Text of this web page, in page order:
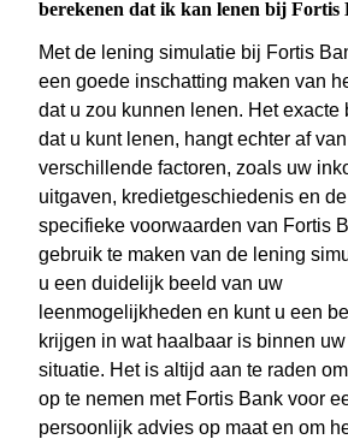
berekenen dat ik kan lenen bij Fortis
Met de lening simulatie bij Fortis
een goede inschatting maken van
dat u zou kunnen lenen. Het exacte
dat u kunt lenen, hangt echter af van
verschillende factoren, zoals uw
uitgaven, kredietgeschiedenis en de
specifieke voorwaarden van Fortis
gebruik te maken van de lening
u een duidelijk beeld van uw
leenmogelijkheden en kunt u een
krijgen in wat haalbaar is binnen
situatie. Het is altijd aan te raden
op te nemen met Fortis Bank voor
persoonlijk advies op maat en om